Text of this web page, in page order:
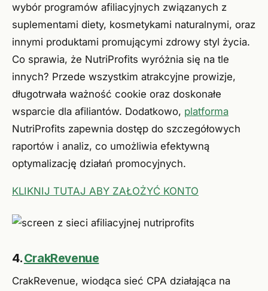
wybór programów afiliacyjnych związanych z
suplementami diety, kosmetykami naturalnymi, oraz
innymi produktami promującymi zdrowy styl życia.
Co sprawia, że NutriProfits wyróżnia się na tle
innych? Przede wszystkim atrakcyjne prowizje,
długotrwała ważność cookie oraz doskonałe
wsparcie dla afiliantów. Dodatkowo, platforma
NutriProfits zapewnia dostęp do szczegółowych
raportów i analiz, co umożliwia efektywną
optymalizację działań promocyjnych.
KLIKNIJ TUTAJ ABY ZAŁOŻYĆ KONTO
4.CrakRevenue
CrakRevenue, wiodąca sieć CPA działająca na